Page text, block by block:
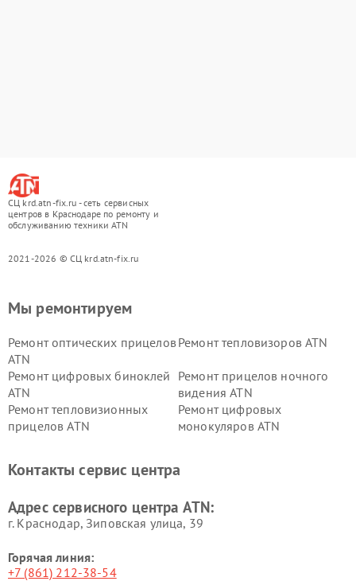
СЦ krd.atn-fix.ru - сеть сервисных
центров в Краснодаре по ремонту и
обслуживанию техники ATN
2021-2026 © СЦ krd.atn-fix.ru
Мы ремонтируем
Ремонт оптических прицелов
ATN
Ремонт тепловизоров ATN
Ремонт цифровых биноклей
ATN
Ремонт прицелов ночного
видения ATN
Ремонт тепловизионных
прицелов ATN
Ремонт цифровых
монокуляров ATN
Контакты сервис центра
Адрес сервисного центра ATN:
г. Краснодар, Зиповская улица, 39
Горячая линия:
+7 (861) 212-38-54